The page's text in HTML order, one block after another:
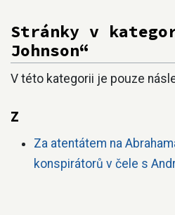
Stránky v
Johnson“
V této kategorii je pouze
Z
Za atentátem na
konspirátorů v čele s